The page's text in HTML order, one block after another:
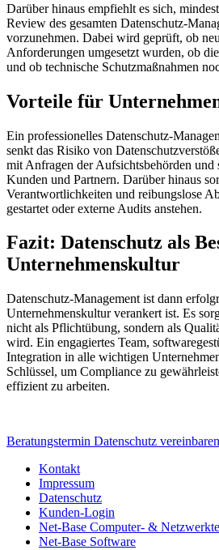
Darüber hinaus empfiehlt es sich,
Review des gesamten Datenschutz-
vorzunehmen. Dabei wird geprüft, ob
Anforderungen umgesetzt wurden, ob
und ob technische Schutzmaßnahmen
Vorteile für
Ein professionelles Datenschutz-
senkt das Risiko von
mit Anfragen der Aufsichtsbehörden und
Kunden und Partnern. Darüber hinaus
Verantwortlichkeiten und reibungslose
gestartet oder externe Audits anstehen.
Fazit: Datenschutz als
Unternehmenskultur
Datenschutz-Management ist dann
Unternehmenskultur verankert ist. Es
nicht als Pflichtübung, sondern als
wird. Ein engagiertes Team,
Integration in alle wichtigen
Schlüssel, um Compliance zu
effizient zu arbeiten.
Beratungstermin Datenschutz vereinbaren
Kontakt
Impressum
Datenschutz
Kunden-Login
Net-Base Computer- &
Net-Base Software